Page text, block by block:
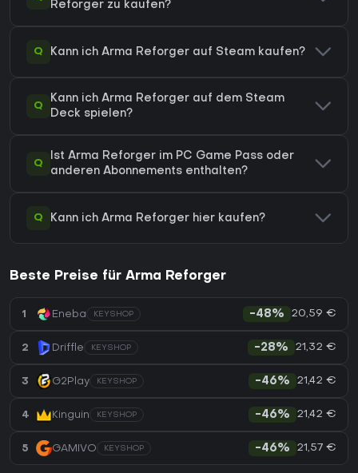
Reforger zu kaufen?
Q Kann ich Arma Reforger auf Steam kaufen?
Q
Kann ich Arma Reforger auf dem Steam
Deck spielen?
Q
Ist Arma Reforger im PC Game Pass oder
anderen Abonnements enthalten?
Q Kann ich Arma Reforger hier kaufen?
Beste Preise für Arma Reforger
1 Eneba KEYSHOP -48% 20,59 €
2 Driffle KEYSHOP -28% 21,32 €
3 G2Play KEYSHOP -46% 21,42 €
4 Kinguin KEYSHOP -46% 21,42 €
5 GAMIVO KEYSHOP -46% 21,57 €